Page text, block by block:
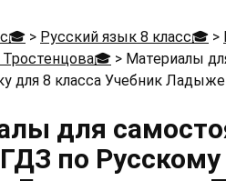
> Русский язык 8 класс🎓 >
> Материалы
для 8 класса Учебник
для
по